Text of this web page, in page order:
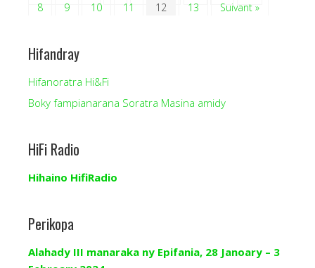
8
9 10 11 12 13 Suivant »
Hifandray
Hifanoratra Hi&Fi
Boky fampianarana Soratra Masina amidy
HiFi Radio
Hihaino HifiRadio
Perikopa
Alahady III manaraka ny Epifania, 28 Janoary – 3